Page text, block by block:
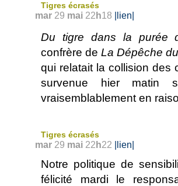
Tigres écrasés
mar 29 mai 22 h18 |lien|
Du tigre dans la purée
confrère de La Dépêche
qui relatait la collision des
survenue hier matin
vraisemblablement en
Tigres écrasés
mar 29 mai 22 h22 |lien|
Notre politique de
félicité mardi le